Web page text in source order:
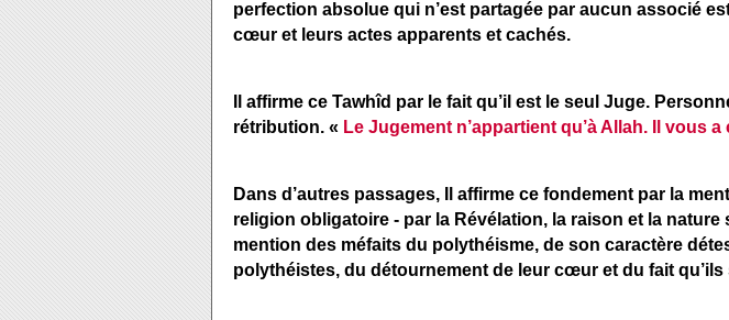
perfection absolue qui n’est partagée par aucun associé
cœur et leurs actes apparents et cachés.
Il affirme ce Tawhîd par le fait qu’il est le seul Juge.
rétribution. « Le Jugement n’appartient qu’à Allah. Il vous
Dans d’autres passages, Il affirme ce fondement par la
religion obligatoire - par la Révélation, la raison et la
mention des méfaits du polythéisme, de son caractère
polythéistes, du détournement de leur cœur et du fait